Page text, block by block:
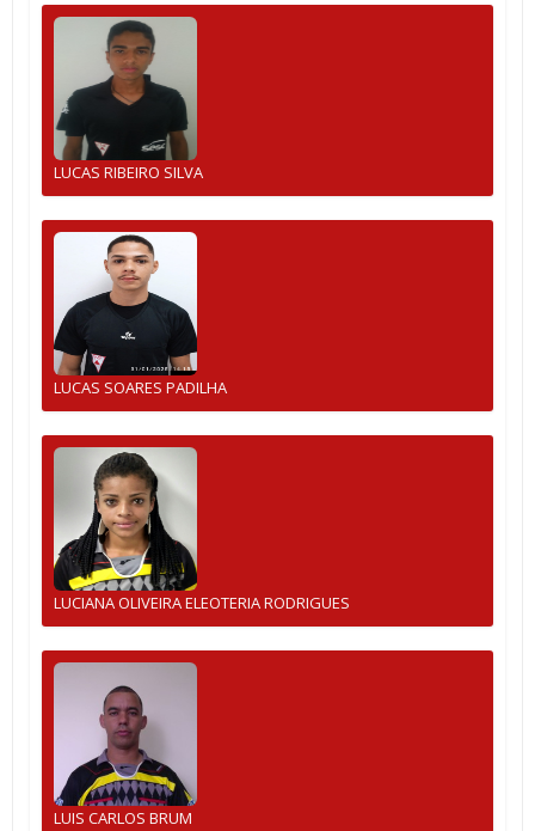
LUCAS RIBEIRO SILVA
LUCAS SOARES PADILHA
LUCIANA OLIVEIRA ELEOTERIA RODRIGUES
LUIS CARLOS BRUM